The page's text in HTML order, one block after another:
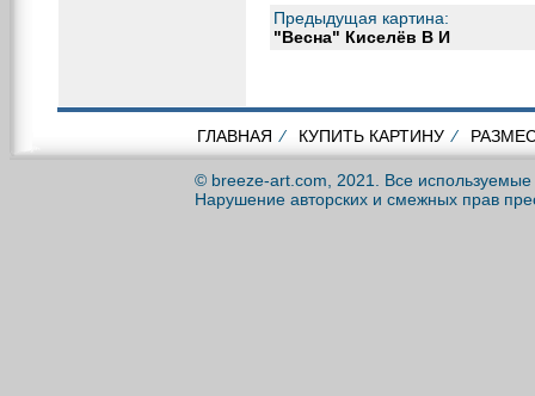
Предыдущая картина:
"Весна" Киселёв В И
ГЛАВНАЯ ⁄ КУПИТЬ КАРТИНУ⁄
© breeze-art.com, 2021. Все
Нарушение авторских и смежных прав